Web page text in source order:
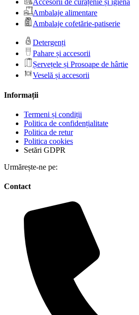
Accesorii de curățenie și igienă
Ambalaje alimentare
Ambalaje cofetărie-patiserie
Detergenți
Pahare și accesorii
Șervețele și Prosoape de hârtie
Veselă și accesorii
Informații
Termeni și condiții
Politica de confidențialitate
Politica de retur
Politica cookies
Setări GDPR
Urmărește-ne pe:
Contact